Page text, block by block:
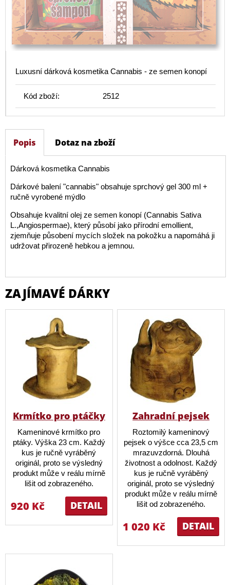
Luxusní dárková kosmetika Cannabis - ze semen konopí
Kód zboží: 2512
Popis Dotaz na zboží
Dárková kosmetika Cannabis
Dárkové balení "cannabis" obsahuje sprchový gel 300 ml +
ručně vyrobené mýdlo
Obsahuje kvalitní olej ze semen konopí (Cannabis Sativa
L.,Angiospermae), který působí jako přírodní emollient,
zjemňuje působení mycích složek na pokožku a napomáhá ji
udržovat přirozeně hebkou a jemnou.
ZAJÍMAVÉ DÁRKY
Krmítko pro ptáčky
Kameninové krmítko pro
ptáky. Výška 23 cm. Každý
kus je ručně vyráběný
originál, proto se výsledný
produkt může v reálu mírně
lišit od zobrazeného.
DETAIL
920 Kč
Zahradní pejsek
Roztomilý kameninový
pejsek o výšce cca 23,5 cm
mrazuvzdorná. Dlouhá
životnost a odolnost. Každý
kus je ručně vyráběný
originál, proto se výsledný
produkt může v reálu mírně
lišit od zobrazeného.
DETAIL
1 020 Kč